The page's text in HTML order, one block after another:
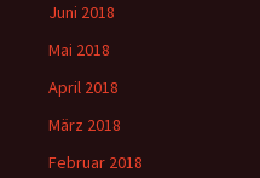
Juni 2018
Mai 2018
April 2018
März 2018
Februar 2018